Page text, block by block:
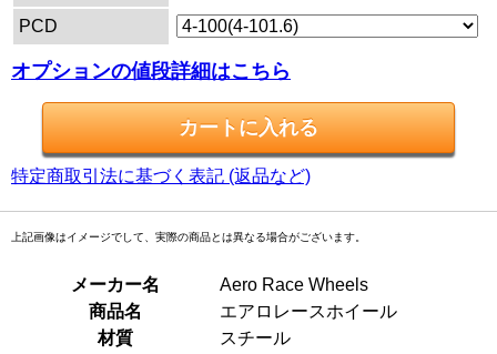
PCD
オプションの値段詳細はこちら
特定商取引法に基づく表記 (返品など)
上記画像はイメージでして、実際の商品とは異なる場合がございます。
メーカー名
Aero Race Wheels
商品名
エアロレースホイール
材質
スチール